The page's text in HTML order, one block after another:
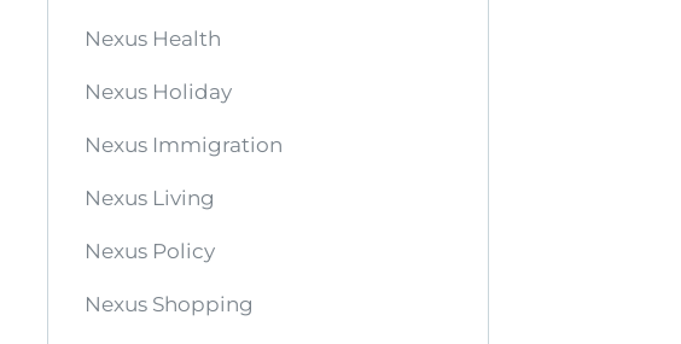
Nexus Health
Nexus Holiday
Nexus Immigration
Nexus Living
Nexus Policy
Nexus Shopping